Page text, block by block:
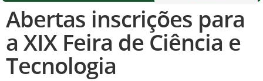
Abertas inscrições para
a XIX Feira de Ciência e
Tecnologia